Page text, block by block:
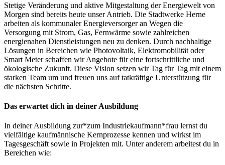
Stetige Veränderung und aktive Mitgestaltung der Energiewelt von
Morgen sind bereits heute unser Antrieb. Die Stadtwerke Herne
arbeiten als kommunaler Energieversorger an Wegen die
Versorgung mit Strom, Gas, Fernwärme sowie zahlreichen
energienahen Dienstleistungen neu zu denken. Durch nachhaltige
Lösungen in Bereichen wie Photovoltaik, Elektromobilität oder
Smart Meter schaffen wir Angebote für eine fortschrittliche und
ökologische Zukunft. Diese Vision setzen wir Tag für Tag mit einem
starken Team um und freuen uns auf tatkräftige Unterstützung für
die nächsten Schritte.
Das erwartet dich in deiner Ausbildung
In deiner Ausbildung zur*zum Industriekaufmann*frau lernst du
vielfältige kaufmännische Kernprozesse kennen und wirkst im
Tagesgeschäft sowie in Projekten mit. Unter anderem arbeitest du in
Bereichen wie: